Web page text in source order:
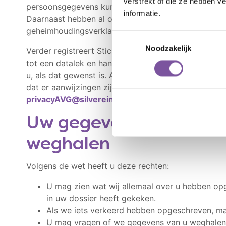
informatie.
Noodzakelijk
persoonsgegevens kunnen, deze ook kunnen
Daarnaast hebben al onze medewerkers een
geheimhoudingsverklaring is ook nog van
Verder registreert Stichting De Opbouw alle
tot een datalek en handelen deze zorgvuldig af.
u, als dat gewenst is. Als u het idee hebt dat uw
dat er aanwijzingen zijn van misbruik, neem dan
privacyAVG@silverein.nl
Uw gegevens
weghalen
Volgens de wet heeft u deze rechten:
U mag zien wat wij allemaal over u hebben
in uw dossier heeft gekeken.
Als we iets verkeerd hebben opgeschreven,
U mag vragen of we gegevens van u